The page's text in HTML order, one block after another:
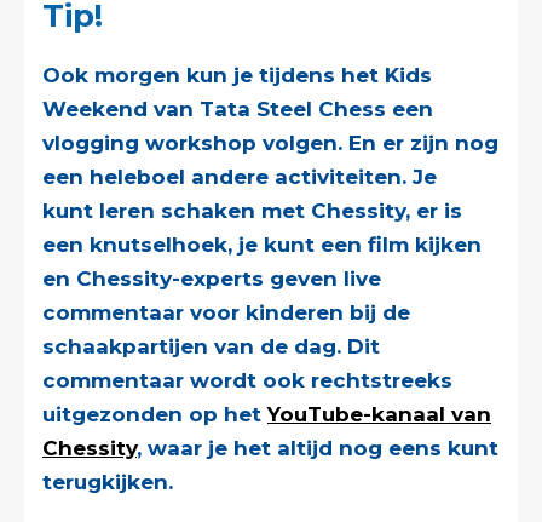
Tip!
Ook morgen kun je tijdens het Kids
Weekend van Tata Steel Chess een
vlogging workshop volgen. En er zijn nog
een heleboel andere activiteiten. Je
kunt leren schaken met Chessity, er is
een knutselhoek, je kunt een film kijken
en Chessity-experts geven live
commentaar voor kinderen bij de
schaakpartijen van de dag. Dit
commentaar wordt ook rechtstreeks
uitgezonden op hetYouTube-kanaal van
Chessity, waar je het altijd nog eens kunt
terugkijken.